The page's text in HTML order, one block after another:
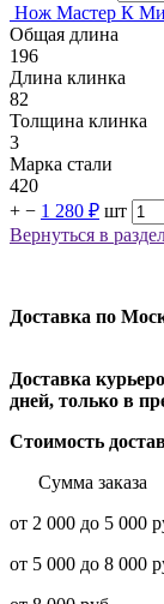
Нож Мастер К
Общая длина
196
Длина клинка
82
Толщина клинка
3
Марка стали
420
+ − 1 280 ₽ шт
Вернуться в
Доставка по
Доставка
дней, только в
Стоимость
Сумма
от 2 000 до
от 5 000 до